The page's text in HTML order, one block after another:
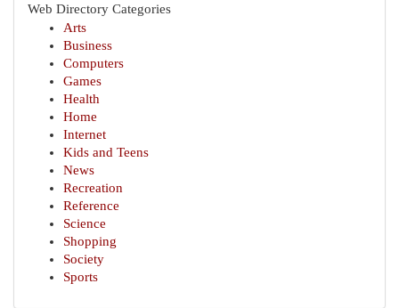
Web Directory Categories
Arts
Business
Computers
Games
Health
Home
Internet
Kids and Teens
News
Recreation
Reference
Science
Shopping
Society
Sports